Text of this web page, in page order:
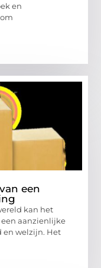
en
een
kan het
aanzienlijke
en welzijn. Het